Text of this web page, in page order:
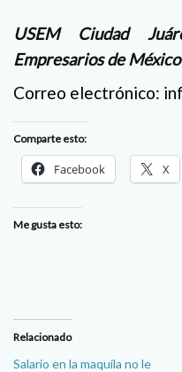
USEM Ciudad
Empresarios de México
Correo electrónico:
Comparte esto:
Facebook X
Me gusta esto:
Relacionado
Salario en la maquila no le